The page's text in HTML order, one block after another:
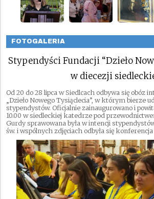
FOTOGALERIA
Stypendyści Fundacji “Dzieło
w diecezji
Od 20 do 28 lipca w Siedlcach odbywa się obóz
„Dzieło Nowego Tysiąclecia”, w którym bierze
stypendystów. Oficjalnie zainaugurowano i
10.00 w siedleckiej katedrze pod
Gurdy sprawowana była w intencji
św. i wspólnych zdjęciach odbyła się